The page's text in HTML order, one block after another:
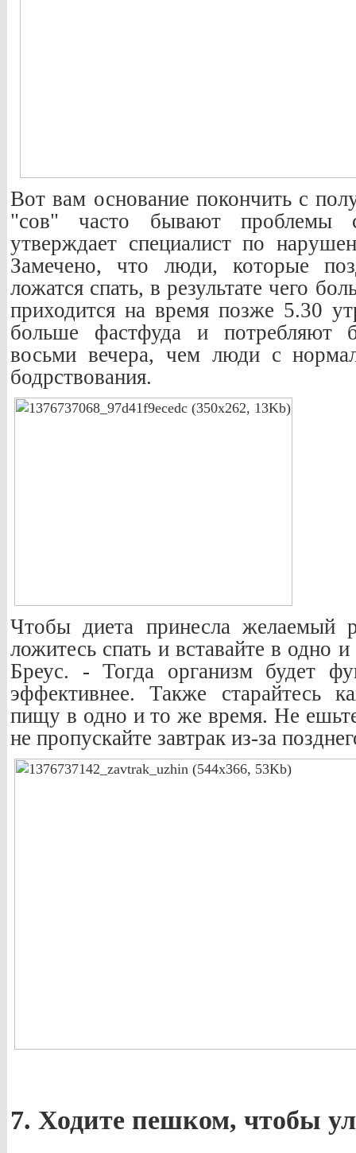
Вот вам основание покончить с
"сов" часто бывают
утверждает специалист по
Замечено, что люди, которые
ложатся спать, в результате чего
приходится на время позже 5.30
больше фастфуда и потребляют
восьми вечера, чем люди с
бодрствования.
Чтобы диета принесла желаемый
ложитесь спать и вставайте в одно
Бреус. - Тогда организм будет
эффективнее. Также старайтесь
пищу в одно и то же время. Не
не пропускайте завтрак из-за
7. Ходите пешком, чтобы